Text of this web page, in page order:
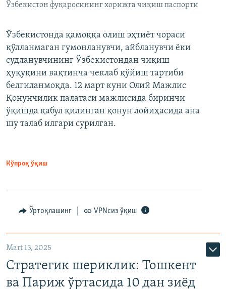
Ўзбекистон фуқаросининг хорижга чиқиш паспорти
Ўзбекистонда қамоққа олиш эҳтиёт чораси
қўлланмаган гумонланувчи, айбланувчи ёки
судланувчининг Ўзбекистондан чиқиш
ҳуқуқини вақтинча чеклаб қўйиш тартиби
белгиланмоқда. 12 март куни Олий Мажлис
Қонунчилик палатаси мажлисида биринчи
ўқишда қабул қилинган қонун лойиҳасида ана
шу талаб илгари сурилган.
Кўпроқ ўқиш
Ўртоқлашинг VPNсиз ўқиш
Mart 13, 2025
Стратегик шериклик: Тошкент
ва Париж ўртасида 10 дан зиёд